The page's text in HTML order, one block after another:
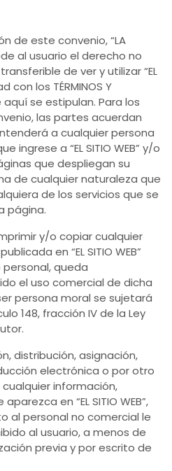
de este convenio, “LA
al usuario el derecho no
de ver y utilizar “EL
con los TÉRMINOS Y
aquí se estipulan. Para los
las partes acuerdan
a cualquier persona
ingrese a “EL SITIO WEB” y/o
que despliegan su
de cualquier naturaleza que
de los servicios que se
página.
y/o copiar cualquier
en “EL SITIO WEB”
queda
el uso comercial de dicha
persona moral se sujetará
148, fracción IV de la Ley
distribución, asignación,
electrónica o por otro
información,
en “EL SITIO WEB”,
al personal no comercial le
al usuario, a menos de
previa y por escrito de